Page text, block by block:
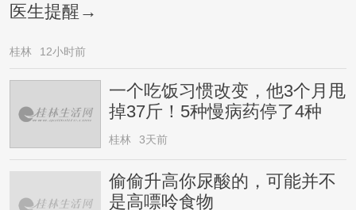
医生提醒→
桂林 12小时前
一个吃饭习惯改变，他3个月甩
掉37斤！5种慢病药停了4种
桂林 3天前
偷偷升高你尿酸的，可能并不
是高嘌呤食物